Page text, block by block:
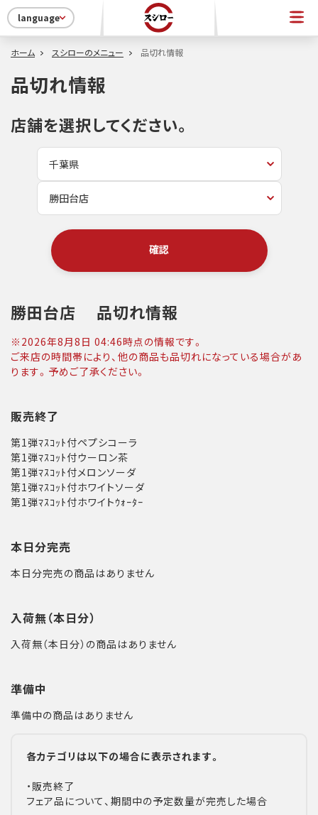
language
ホーム スシローのメニュー 品切れ情報
品切れ情報
店舗を選択してください。
確認
勝田台店 品切れ情報
※ 2026年8月8日 04:46時点の情報です。
ご来店の時間帯により、他の商品も品切れになっている場合があ
ります。予めご了承ください。
販売終了
第1弾ﾏｽｺｯﾄ付ペプシコーラ
第1弾ﾏｽｺｯﾄ付ウーロン茶
第1弾ﾏｽｺｯﾄ付メロンソーダ
第1弾ﾏｽｺｯﾄ付ホワイトソーダ
第1弾ﾏｽｺｯﾄ付ホワイトｳｫｰﾀｰ
本日分完売
本日分完売の商品はありません
入荷無（本日分）
入荷無（本日分）の商品はありません
準備中
準備中の商品はありません
各カテゴリは以下の場合に表示されます。
・販売終了
フェア品について、期間中の予定数量が完売した場合